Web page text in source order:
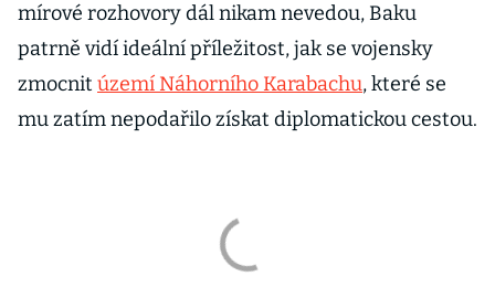
mírové rozhovory dál nikam nevedou, Baku
patrně vidí ideální příležitost, jak se vojensky
zmocnit území Náhorního Karabachu, které se
mu zatím nepodařilo získat diplomatickou cestou.